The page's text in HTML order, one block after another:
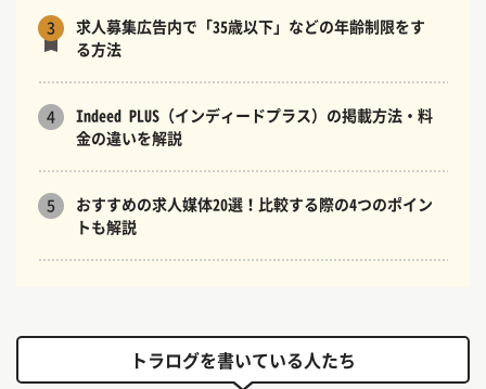
3
求人募集広告内で「35歳以下」などの年齢制限をす
る方法
4
Indeed PLUS（インディードプラス）の掲載方法・料
金の違いを解説
5
おすすめの求人媒体20選！比較する際の4つのポイン
トも解説
トラログを書いている人たち